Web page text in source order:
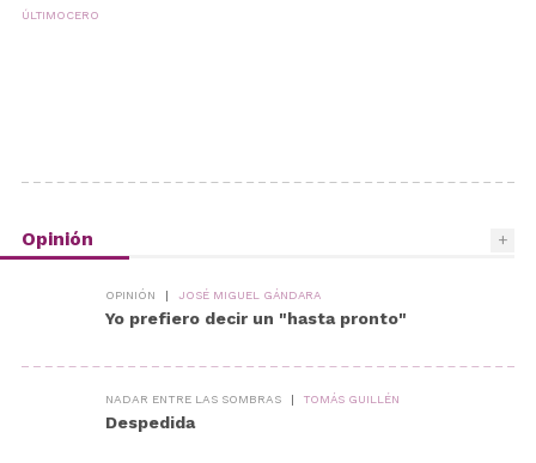
ÚLTIMOCERO
+
Opinión
OPINIÓN | JOSÉ MIGUEL GÁNDARA
Yo prefiero decir un "hasta pronto"
NADAR ENTRE LAS SOMBRAS | TOMÁS GUILLÉN
Despedida